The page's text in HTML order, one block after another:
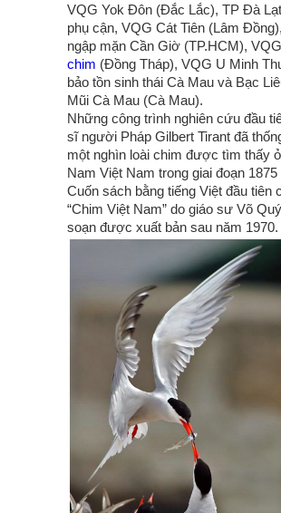
VQG Yok Đôn (Đắc Lắc), TP Đà
phụ cận, VQG Cát Tiên (Lâm
ngập mặn Cần Giờ (TP.HCM), VQG
chim (Đồng Tháp), VQG U Minh
bảo tồn sinh thái Cà Mau và Bạc
Mũi Cà Mau (Cà Mau).
Những công trình nghiên cứu đầu
sĩ người Pháp Gilbert Tirant đã
một nghìn loài chim được tìm thấy
Nam Việt Nam trong giai đoạn 1875
Cuốn sách bằng tiếng Việt đầu tiên
“Chim Việt Nam” do giáo sư Võ
soạn được xuất bản sau năm 1970.